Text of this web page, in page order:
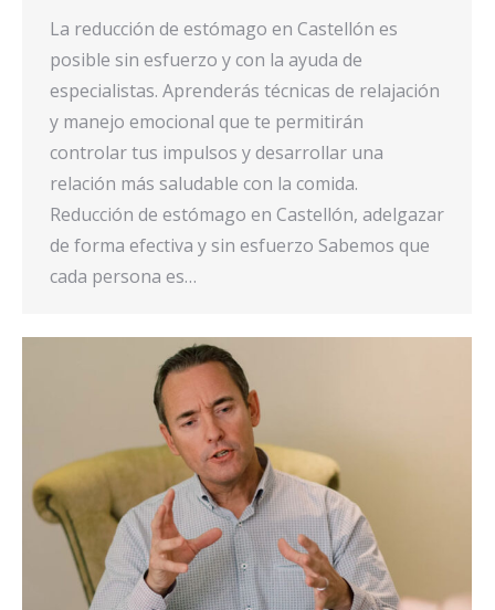
La reducción de estómago en Castellón es
posible sin esfuerzo y con la ayuda de
especialistas. Aprenderás técnicas de relajación
y manejo emocional que te permitirán
controlar tus impulsos y desarrollar una
relación más saludable con la comida.
Reducción de estómago en Castellón, adelgazar
de forma efectiva y sin esfuerzo Sabemos que
cada persona es…